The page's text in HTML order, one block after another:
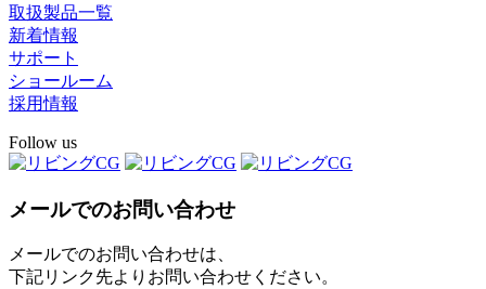
取扱製品一覧
新着情報
サポート
ショールーム
採用情報
Follow us
メールでのお問い合わせ
メールでのお問い合わせは、
下記リンク先よりお問い合わせください。